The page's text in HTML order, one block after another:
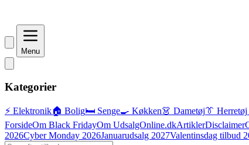
Menu
Kategorier
⚡ Elektronik🏠 Bolig🛏️ Senge🍳 Køkken👗 Dametøj👔 Herretøj
ForsideOm Black FridayOm UdsalgOnline.dkArtiklerDisclaimer
2026Cyber Monday 2026Januarudsalg 2027Valentinsdag tilbud